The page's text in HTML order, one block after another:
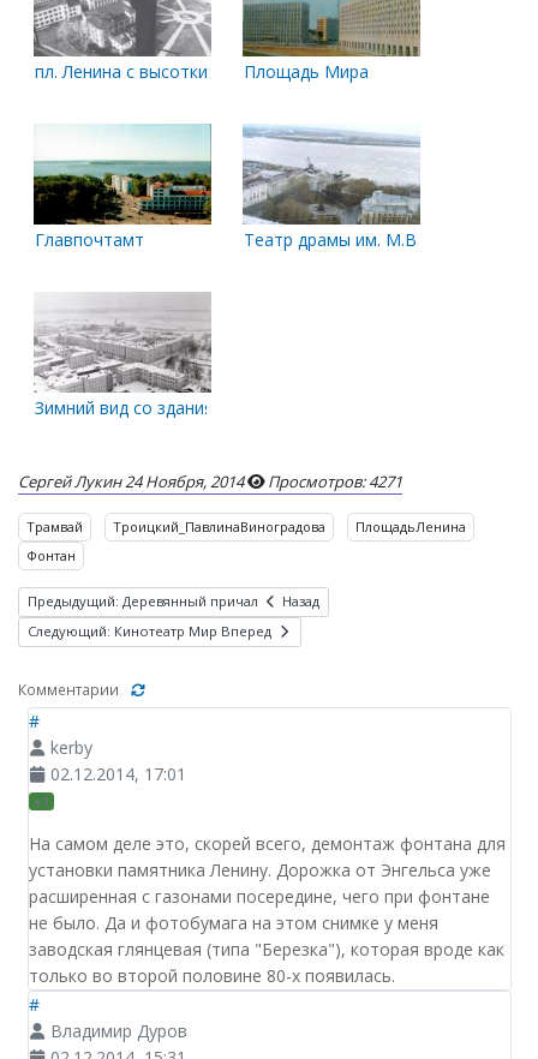
пл. Ленина с высотки Площадь Мира
Главпочтамт Театр драмы им. М.В. Ломоносова
Зимний вид со здания проектных организаций на
Сергей Лукин24 Ноября, 2014 Просмотров: 4271
Трамвай Троицкий_ПавлинаВиноградова
ПлощадьЛенина
Фонтан
Предыдущий: Деревянный причал
Назад
Следующий: Кинотеатр Мир Вперед
Комментарии
#
kerby
02.12.2014, 17:01
+1
На самом деле это, скорей всего, демонтаж фонтана для
установки памятника Ленину. Дорожка от Энгельса уже
расширенная с газонами посередине, чего при фонтане
не было. Да и фотобумага на этом снимке у меня
заводская глянцевая (типа "Березка"), которая вроде как
только во второй половине 80-х появилась.
#
Владимир Дуров